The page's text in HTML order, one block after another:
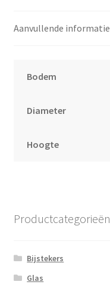
Aanvullende informatie
Bodem
Diameter
Hoogte
Productcategorieën
Bijstekers
Glas